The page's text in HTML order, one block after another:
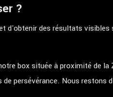
?
d'obtenir des résultats
box située à proximité de
persévérance. Nous restons